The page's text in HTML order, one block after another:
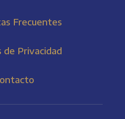
Frecuentes
de Privacidad